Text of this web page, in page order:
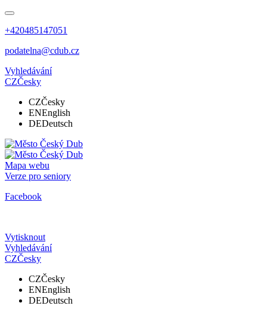
+420485147051
podatelna@cdub.cz
Vyhledávání
CZČesky
CZČesky
ENEnglish
DEDeutsch
Mapa webu
Verze pro seniory
Facebook
Vytisknout
Vyhledávání
CZČesky
CZČesky
ENEnglish
DEDeutsch